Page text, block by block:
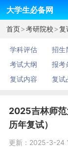
大学生必备网
首页>考研院校>复
学科评估 招生
考试大纲
报考
复试内容
复试
2025吉林师
历年复试）
更新：2025-3-24